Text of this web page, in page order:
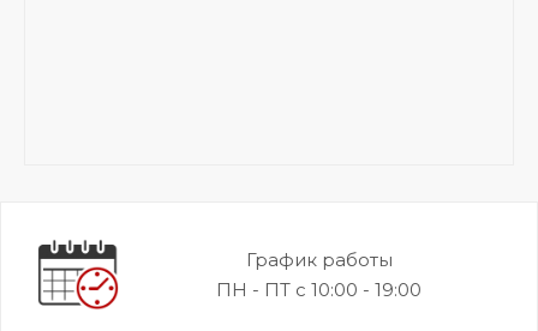
График работы
ПН - ПТ с 10:00 - 19:00